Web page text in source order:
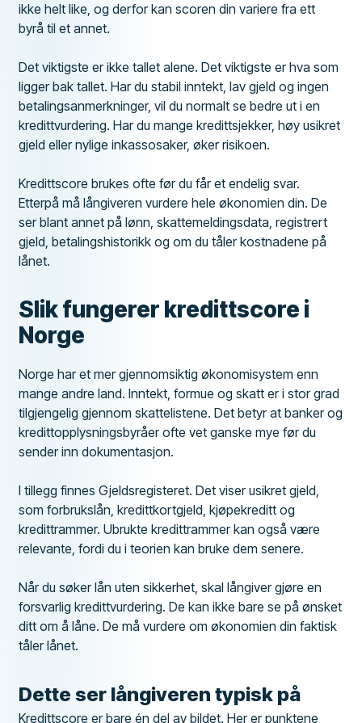
ikke helt like, og derfor kan scoren din variere fra ett
byrå til et annet.
Det viktigste er ikke tallet alene. Det viktigste er hva som
ligger bak tallet. Har du stabil inntekt, lav gjeld og ingen
betalingsanmerkninger, vil du normalt se bedre ut i en
kredittvurdering. Har du mange kredittsjekker, høy usikret
gjeld eller nylige inkassosaker, øker risikoen.
Kredittscore brukes ofte før du får et endelig svar.
Etterpå må långiveren vurdere hele økonomien din. De
ser blant annet på lønn, skattemeldingsdata, registrert
gjeld, betalingshistorikk og om du tåler kostnadene på
lånet.
Slik fungerer kredittscore i
Norge
Norge har et mer gjennomsiktig økonomisystem enn
mange andre land. Inntekt, formue og skatt er i stor grad
tilgjengelig gjennom skattelistene. Det betyr at banker og
kredittopplysningsbyråer ofte vet ganske mye før du
sender inn dokumentasjon.
I tillegg finnes Gjeldsregisteret. Det viser usikret gjeld,
som forbrukslån, kredittkortgjeld, kjøpekreditt og
kredittrammer. Ubrukte kredittrammer kan også være
relevante, fordi du i teorien kan bruke dem senere.
Når du søker lån uten sikkerhet, skal långiver gjøre en
forsvarlig kredittvurdering. De kan ikke bare se på ønsket
ditt om å låne. De må vurdere om økonomien din faktisk
tåler lånet.
Dette ser långiveren typisk på
Kredittscore er bare én del av bildet. Her er punktene